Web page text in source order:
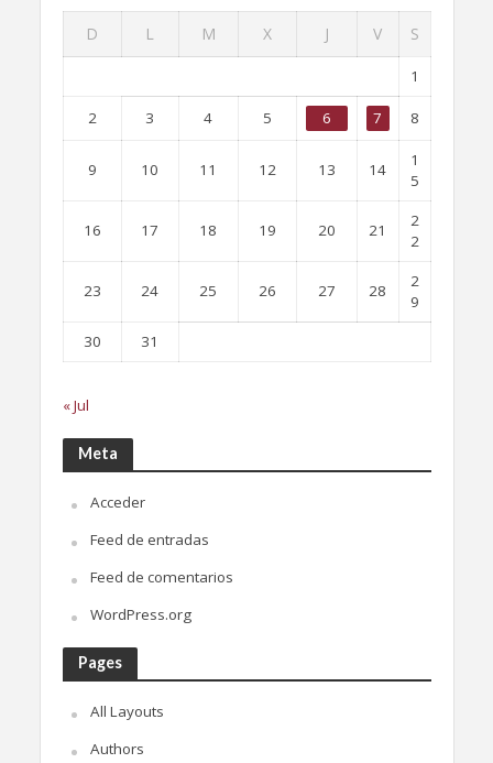
D L M X J V S
1
2 3 4 5 6 7 8
9 10 11 12 13 14
1
5
16 17 18 19 20 21
2
2
23 24 25 26 27 28
2
9
30
31
« Jul
Meta
Acceder
Feed de entradas
Feed de comentarios
WordPress.org
Pages
All Layouts
Authors